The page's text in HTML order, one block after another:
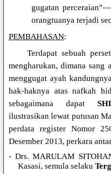
gugatan
orangtuanya terjadi
PEMBAHASAN:
Terdapat sebuah
mengharukan, dimana sang
menggugat ayah
hak-haknya atas nafkah
sebagaimana dapat
ilustrasikan lewat putusan
perdata register Nomor
Desember 2013, perkara
- Drs. MARULAM
Kasasi, semula selaku